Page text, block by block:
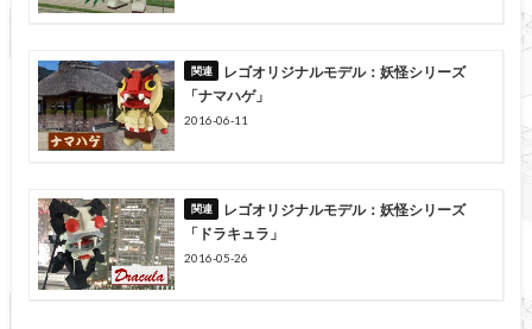
レゴオリジナルモデル：妖怪シリーズ
「ナマハゲ」
2016-06-11
レゴオリジナルモデル：妖怪シリーズ
「ドラキュラ」
2016-05-26